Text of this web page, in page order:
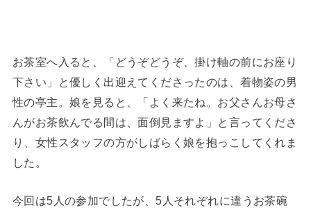
お茶室へ入ると、「どうぞどうぞ、掛け軸の前にお座り
下さい」と優しく出迎えてくださったのは、着物姿の男
性の亭主。娘を見ると、「よく来たね。お父さんお母さ
んがお茶飲んでる間は、面倒見ますよ」と言ってくださ
り、女性スタッフの方がしばらく娘を抱っこしてくれま
した。
今回は5人の参加でしたが、5人それぞれに違うお茶碗